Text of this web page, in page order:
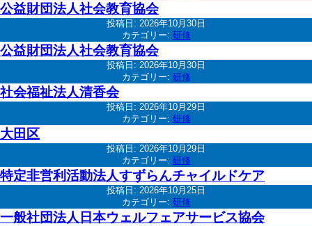
公益財団法人社会教育協会
投稿日: 2026年10月30日
カテゴリー: 研修
公益財団法人社会教育協会
投稿日: 2026年10月30日
カテゴリー: 研修
社会福祉法人清香会
投稿日: 2026年10月29日
カテゴリー: 研修
大田区
投稿日: 2026年10月29日
カテゴリー: 研修
特定非営利活動法人すずらんチャイルドケア
投稿日: 2026年10月25日
カテゴリー: 研修
一般社団法人日本ウェルフェアサービス協会